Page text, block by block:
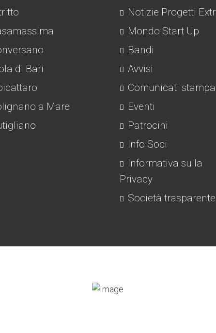
di Bari
a Mare
Notizie Progetti
Mondo Start Up
Bandi
Avvisi
Comunicati stampa
Eventi
Patrocini
Info Soci
Informativa sulla
Privacy
Società trasparente